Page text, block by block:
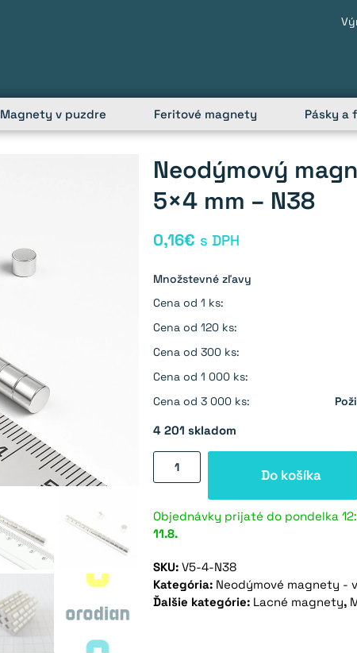
Magnety v puzdre Feritové magnety Pásky a
Neodýmový
5×4 mm – N38
0,16€ s DPH
Množstevné zľavy
Cena od 1 ks:
Cena od 120 ks:
Cena od 300 ks:
Cena od 1 000 ks:
Cena od 3 000 ks:
4 201 skladom
množstvo
Neodýmový
valec
5×4
-
N38
Do košíka
Objednávky prijaté do pondelka
11.8.
SKU: V5-4-N38
Kategória: Neodýmové magnety -
Ďalšie kategórie: Lacné magnety,